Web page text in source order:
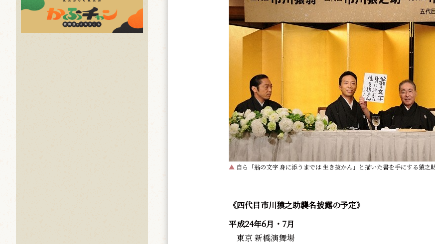
▲ 自ら「翁の文字 身に添うまでは 生き抜かん」と描いた書を手にする猿之
《四代目市川猿之助襲名披露の予定》
平成24年6月・7月
東京 新橋演舞場